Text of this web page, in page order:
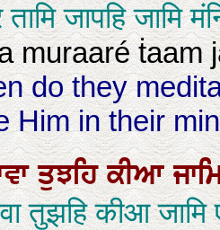
तामि जापहि जामि
muraaré ṫaam
do they
Him in their
ਤੁਝਹਿਕੀਆ
तुझहि कीआ